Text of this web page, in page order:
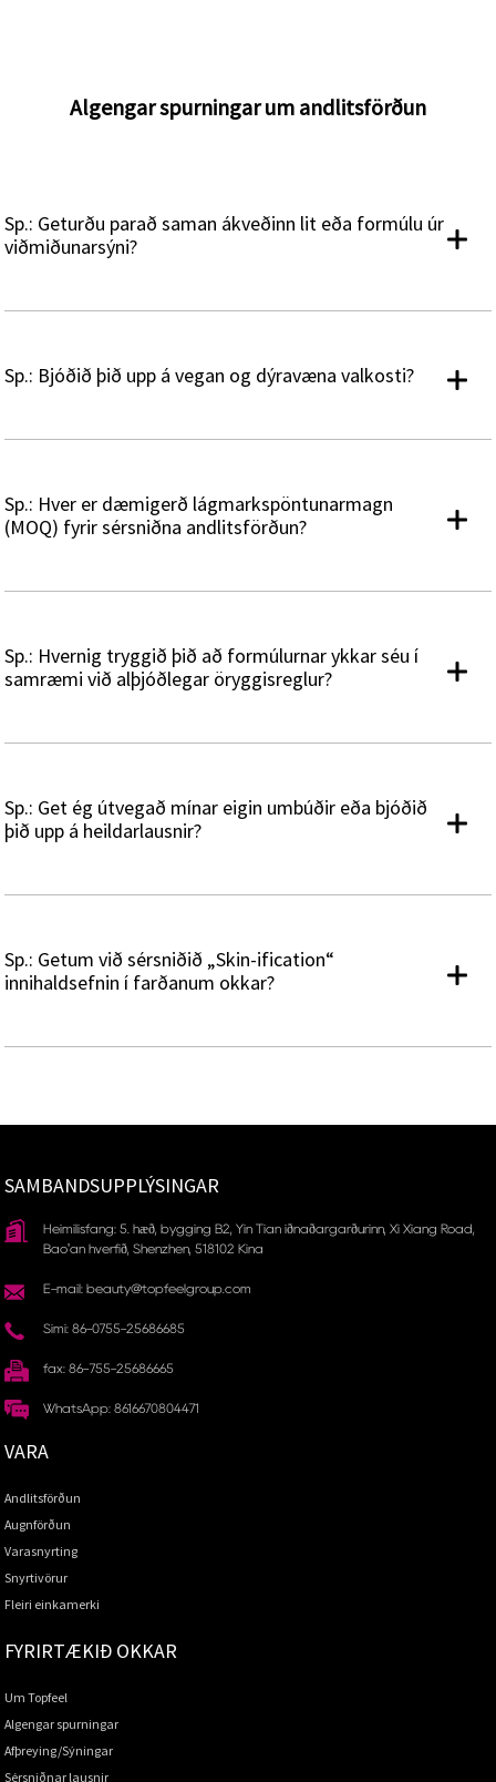
Algengar spurningar um andlitsförðun
Sp.: Geturðu parað saman ákveðinn lit eða formúlu úr
viðmiðunarsýni?
Sp.: Bjóðið þið upp á vegan og dýravæna valkosti?
Sp.: Hver er dæmigerð lágmarkspöntunarmagn
(MOQ) fyrir sérsniðna andlitsförðun?
Sp.: Hvernig tryggið þið að formúlurnar ykkar séu í
samræmi við alþjóðlegar öryggisreglur?
Sp.: Get ég útvegað mínar eigin umbúðir eða bjóðið
þið upp á heildarlausnir?
Sp.: Getum við sérsniðið „Skin-ification“
innihaldsefnin í farðanum okkar?
SAMBANDSUPPLÝSINGAR
Heimilisfang: 5. hæð, bygging B2, Yin Tian iðnaðargarðurinn, Xi Xiang Road,
Bao'an hverfið, Shenzhen, 518102 Kína
E-mail: beauty@topfeelgroup.com
Sími: 86-0755-25686685
fax: 86-755-25686665
WhatsApp: 8616670804471
VARA
Andlitsförðun
Augnförðun
Varasnyrting
Snyrtivörur
Fleiri einkamerki
FYRIRTÆKIÐ OKKAR
Um Topfeel
Algengar spurningar
Afþreying/Sýningar
Sérsniðnar lausnir